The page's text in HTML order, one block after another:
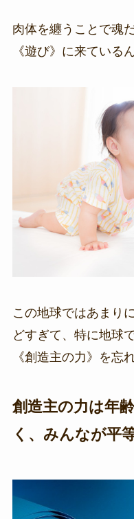
肉体を纏うことで魂
《遊び》に来ている
この地球ではあまり
どすぎて、特に地球
《創造主の力》を忘
創造主の力は年
く、みんなが平